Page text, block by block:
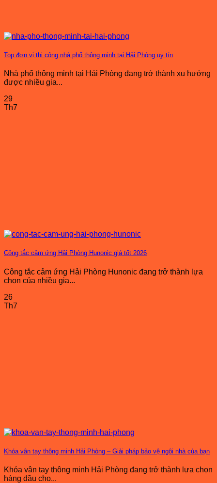
Top đơn vị thi công nhà phố thông minh tại Hải Phòng uy tín
Nhà phố thông minh tại Hải Phòng đang trở thành xu hướng
được nhiều gia...
29
Th7
Công tắc cảm ứng Hải Phòng Hunonic giá tốt 2026
Công tắc cảm ứng Hải Phòng Hunonic đang trở thành lựa
chọn của nhiều gia...
26
Th7
Khóa vân tay thông minh Hải Phòng – Giải pháp bảo vệ ngôi nhà của bạn
Khóa vân tay thông minh Hải Phòng đang trở thành lựa chọn
hàng đầu cho...